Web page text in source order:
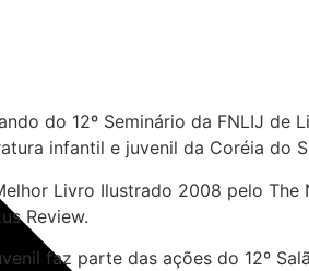
do 12º Seminário da FNLIJ
infantil e juvenil da Coréia do
Livro Ilustrado 2008 pelo
Review.
faz parte das ações do 12º